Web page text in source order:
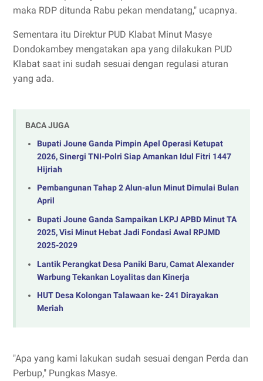
maka RDP ditunda Rabu pekan mendatang," ucapnya.
Sementara itu Direktur PUD Klabat Minut Masye
Dondokambey mengatakan apa yang dilakukan PUD
Klabat saat ini sudah sesuai dengan regulasi aturan
yang ada.
BACA JUGA
Bupati Joune Ganda Pimpin Apel Operasi Ketupat
2026, Sinergi TNI-Polri Siap Amankan Idul Fitri 1447
Hijriah
Pembangunan Tahap 2 Alun-alun Minut Dimulai Bulan
April
‎Bupati Joune Ganda Sampaikan LKPJ APBD Minut TA
2025, Visi Minut Hebat Jadi Fondasi Awal RPJMD
2025-2029
Lantik Perangkat Desa Paniki Baru, Camat Alexander
Warbung Tekankan Loyalitas dan Kinerja
HUT Desa Kolongan Talawaan ke- 241 Dirayakan
Meriah
"Apa yang kami lakukan sudah sesuai dengan Perda dan
Perbup," Pungkas Masye.